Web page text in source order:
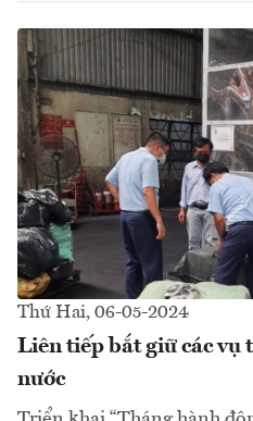
Thứ Hai, 06-05-2024
Liên tiếp bắt giữ các vụ
nước